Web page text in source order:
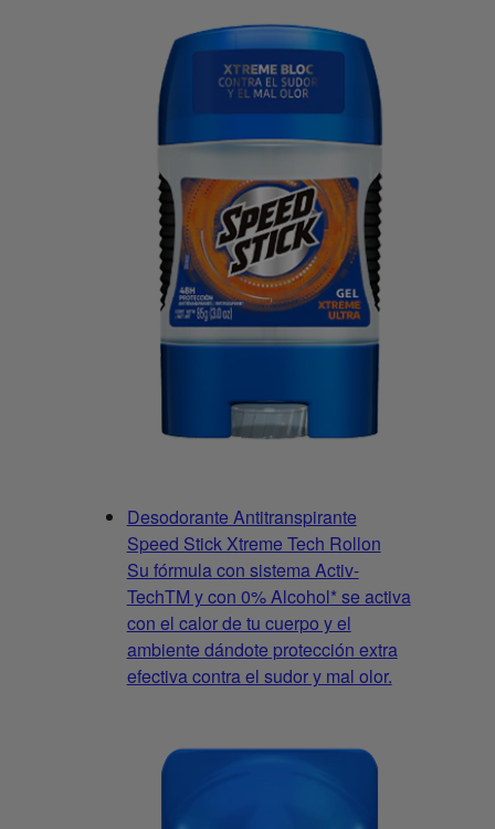
Desodorante Antitranspirante
Speed Stick Xtreme Tech Rollon
Su fórmula con sistema Activ-
TechTM y con 0% Alcohol* se activa
con el calor de tu cuerpo y el
ambiente dándote protección extra
efectiva contra el sudor y mal olor.